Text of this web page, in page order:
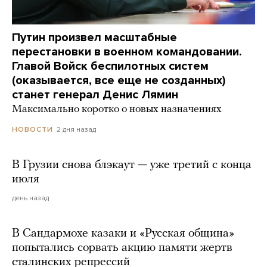
Путин произвел масштабные
перестановки в военном командовании.
Главой Войск беспилотных систем
(оказывается, все еще не созданных)
станет генерал Денис Лямин
Максимально коротко о новых назначениях
НОВОСТИ 2 дня назад
В Грузии снова блэкаут — уже третий с конца
июля
день назад
В Сандармохе казаки и «Русская община»
попытались сорвать акцию памяти жертв
сталинских репрессий